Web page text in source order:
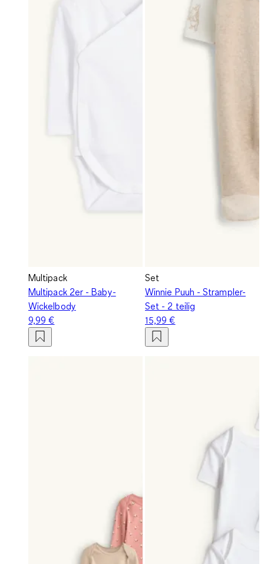
Multipack
Multipack 2er - Baby-
Wickelbody
9,99 €
Set
Winnie Puuh - Strampler-
Set - 2 teilig
15,99 €